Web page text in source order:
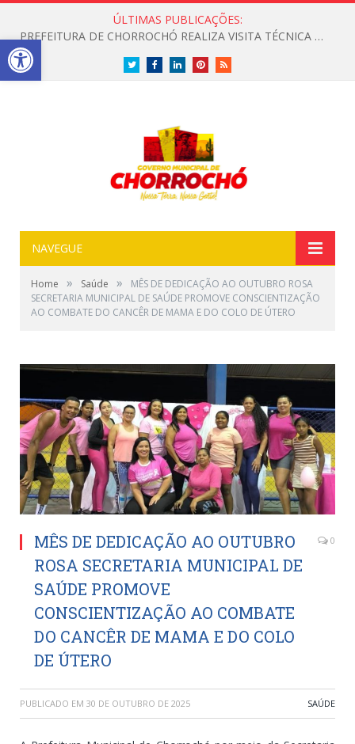
ÚLTIMAS PUBLICAÇÕES:
PREFEITURA DE CHORROCHÓ REALIZA VISITA TÉCNICA PARA LEVANTAMENTO DE TRECHO COM ESGOTO A CÉU ABERTO
TwitterFacebookLinkedInPinterestRSS
NAVEGUE
Home » Saúde »
MÊS DE DEDICAÇÃO AO OUTUBRO ROSA
SECRETARIA MUNICIPAL DE SAÚDE PROMOVE CONSCIENTIZAÇÃO
AO COMBATE DO CANCÊR DE MAMA E DO COLO DE ÚTERO
MÊS DE DEDICAÇÃO AO OUTUBRO
ROSA SECRETARIA MUNICIPAL DE
SAÚDE PROMOVE
CONSCIENTIZAÇÃO AO COMBATE
DO CANCÊR DE MAMA E DO COLO
DE ÚTERO
0
PUBLICADO EM 30 DE OUTUBRO DE 2025 SAÚDE
Open toolbar